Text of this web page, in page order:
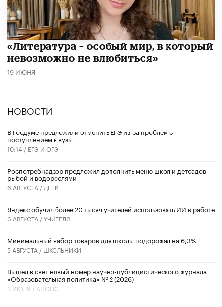
​«Литература – особый мир, в который
невозможно не влюбиться»
19 ИЮНЯ
НОВОСТИ
В Госдуме предложили отменить ЕГЭ из-за проблем с
поступлением в вузы
10:14 / ЕГЭ И ОГЭ
Роспотребнадзор предложил дополнить меню школ и детсадов
рыбой и водорослями
6 АВГУСТА / ДЕТИ
​Яндекс обучил более 20 тысяч учителей использовать ИИ в работе
6 АВГУСТА /УЧИТЕЛЯ
Минимальный набор товаров для школы подорожал на 6,3%
5 АВГУСТА / ШКОЛЬНИКИ
Вышел в свет новый номер научно-публицистического журнала
«Образовательная политика» № 2 (2026)
3 ИЮЛЯ / АНОНС